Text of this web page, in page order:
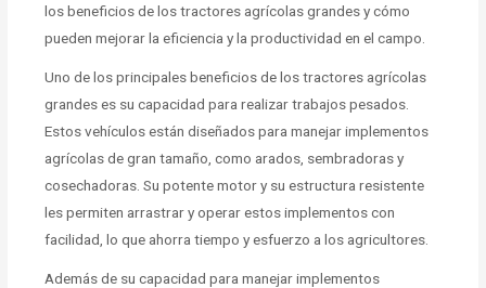
los beneficios de los tractores agrícolas grandes y cómo
pueden mejorar la eficiencia y la productividad en el campo.
Uno de los principales beneficios de los tractores agrícolas
grandes es su capacidad para realizar trabajos pesados.
Estos vehículos están diseñados para manejar implementos
agrícolas de gran tamaño, como arados, sembradoras y
cosechadoras. Su potente motor y su estructura resistente
les permiten arrastrar y operar estos implementos con
facilidad, lo que ahorra tiempo y esfuerzo a los agricultores.
Además de su capacidad para manejar implementos